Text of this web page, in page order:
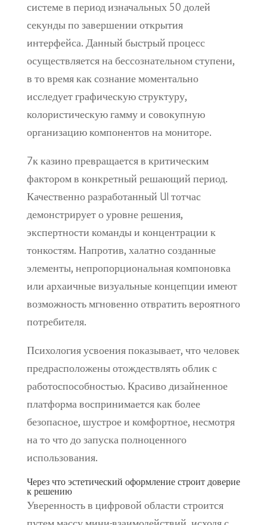
системе в период изначальных 50 долей
секунды по завершении открытия
интерфейса. Данный быстрый процесс
осуществляется на бессознательном ступени,
в то время как сознание моментально
исследует графическую структуру,
колористическую гамму и совокупную
организацию компонентов на мониторе.
7к казино превращается в критическим
фактором в конкретный решающий период.
Качественно разработанный UI тотчас
демонстрирует о уровне решения,
экспертности команды и концентрации к
тонкостям. Напротив, халатно созданные
элементы, непропорциональная компоновка
или архаичные визуальные концепции имеют
возможность мгновенно отвратить вероятного
потребителя.
Психология усвоения показывает, что человек
предрасположены отождествлять облик с
работоспособностью. Красиво дизайненное
платформа воспринимается как более
безопасное, шустрое и комфортное, несмотря
на то что до запуска полноценного
использования.
Через что эстетический оформление строит доверие
к решению
Уверенность в цифровой области строится